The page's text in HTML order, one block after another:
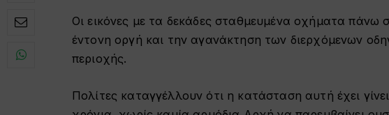
Οι εικόνες με τα δεκάδες σταθμευμένα οχήματα
έντονη οργή και την αγανάκτηση των διερχόμενων
περιοχής.
Πολίτες καταγγέλλουν ότι η κατάσταση αυτή έχει